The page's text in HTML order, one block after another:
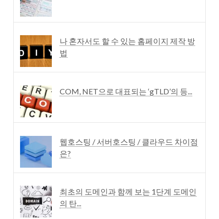
나 혼자서도 할 수 있는 홈페이지 제작 방
법
COM, NET으로 대표되는 ‘gTLD’의 등...
웹호스팅 / 서버호스팅 / 클라우드 차이점
은?
최초의 도메인과 함께 보는 1단계 도메인
의 탄...